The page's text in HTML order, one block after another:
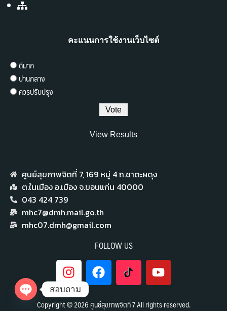
คะแนนการใช้งานเว็บไซต์
ดีมาก
ปานกลาง
ควรปรับปรุง
View Results
ศูนย์สุขภาพจิตที่ 7,​ 169 หมู่ 4 ถ.ชาตะผดุง
ต.ในเมือง อ.เมือง จ.ขอนแก่น 40000
043 424 739
mhc7@dmh.mail.go.th
mhc07.dmh@gmail.com
FOLLOW US
Copyright © 2026 ศูนย์สุขภาพจิตที่ 7 All rights reserved.
สอบถาม
Open chaty